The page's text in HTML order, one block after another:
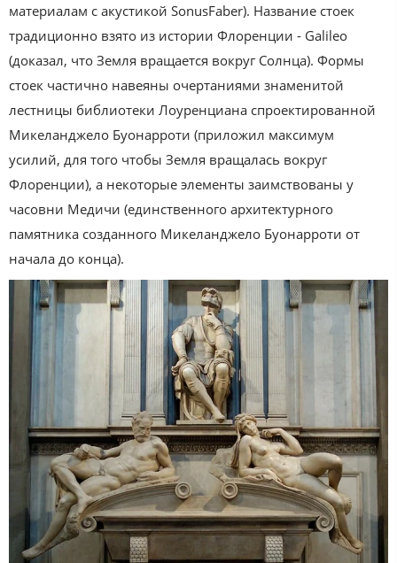
материалам с акустикой SonusFaber). Название стоек
традиционно взято из истории Флоренции - Galileo
(доказал, что Земля вращается вокруг Солнца). Формы
стоек частично навеяны очертаниями знаменитой
лестницы библиотеки Лоуренциана спроектированной
Микеланджело Буонарроти (приложил максимум
усилий, для того чтобы Земля вращалась вокруг
Флоренции), а некоторые элементы заимствованы у
часовни Медичи (единственного архитектурного
памятника созданного Микеланджело Буонарроти от
начала до конца).